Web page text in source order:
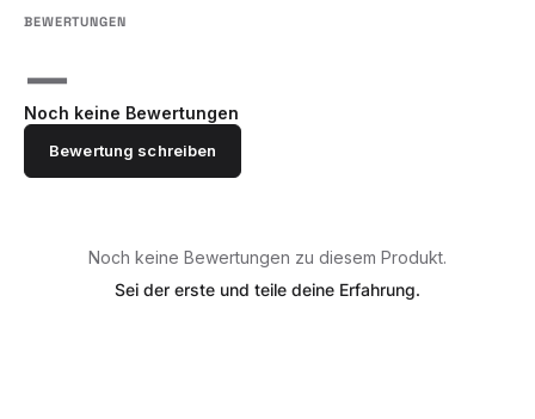
—
Noch keine Bewertungen
Bewertung schreiben
Noch keine Bewertungen zu diesem Produkt.
Sei der erste und teile deine Erfahrung.